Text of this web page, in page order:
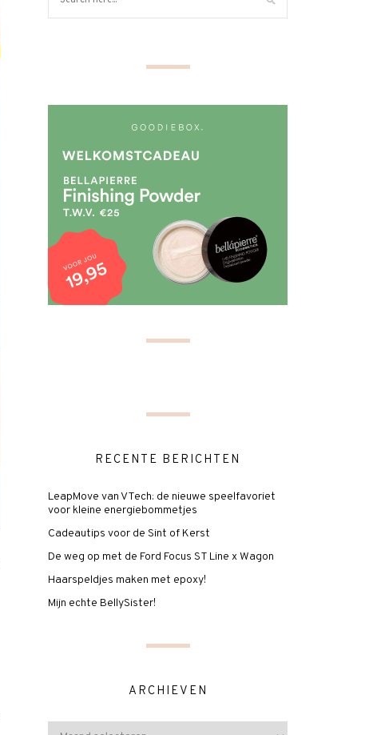
RECENTE BERICHTEN
LeapMove van VTech: de nieuwe speelfavoriet
voor kleine energiebommetjes
Cadeautips voor de Sint of Kerst
De weg op met de Ford Focus ST Line x Wagon
Haarspeldjes maken met epoxy!
Mijn echte BellySister!
ARCHIEVEN